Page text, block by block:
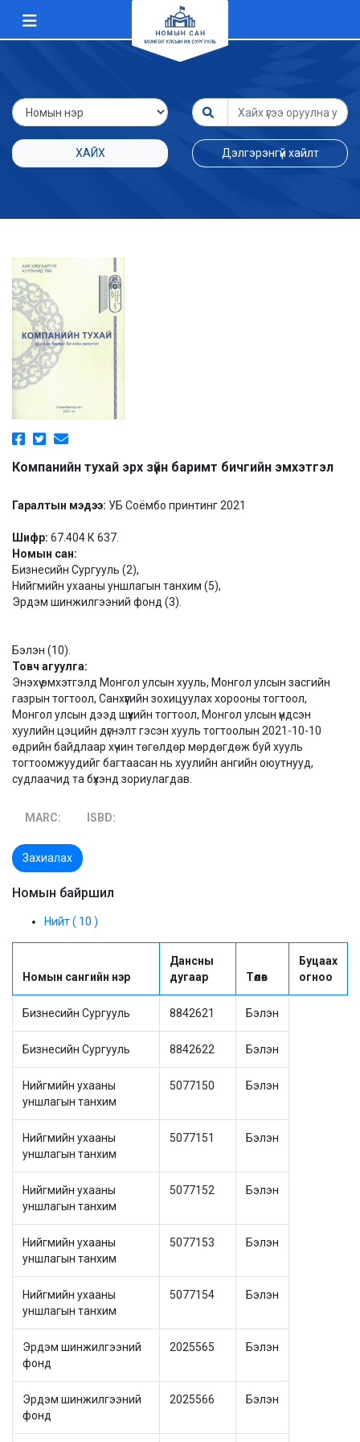
ХАЙХ Дэлгэрэнгүй хайлт
Компанийн тухай эрх зүйн баримт бичгийн эмхэтгэл
Гаралтын мэдээ: УБ Соёмбо принтинг 2021
Шифр: 67.404 К 637.
Номын сан:
Бизнесийн Сургууль (2),
Нийгмийн ухааны уншлагын танхим (5),
Эрдэм шинжилгээний фонд (3).
Бэлэн (10).
Товч агуулга:
Энэхүү эмхэтгэлд Монгол улсын хууль, Монгол улсын засгийн
газрын тогтоол, Санхүүгийн зохицуулах хорооны тогтоол,
Монгол улсын дээд шүүхийн тогтоол, Монгол улсын үндсэн
хуулийн цэцийн дүгнэлт гэсэн хууль тогтоолын 2021-10-10
өдрийн байдлаар хүчин төгөлдөр мөрдөгдөж буй хууль
тогтоомжуудийг багтаасан нь хуулийн ангийн оюутнууд,
судлаачид та бүхэнд зориулагдав.
MARC: ISBD:
Захиалах
Номын байршил
Нийт ( 10 )
Номын сангийн нэр
Дансны
дугаар
Төлөв
Буцаах
огноо
Бизнесийн Сургууль 8842621 Бэлэн
Бизнесийн Сургууль 8842622 Бэлэн
Нийгмийн ухааны
уншлагын танхим
5077150 Бэлэн
Нийгмийн ухааны
уншлагын танхим
5077151 Бэлэн
Нийгмийн ухааны
уншлагын танхим
5077152 Бэлэн
Нийгмийн ухааны
уншлагын танхим
5077153 Бэлэн
Нийгмийн ухааны
уншлагын танхим
5077154 Бэлэн
Эрдэм шинжилгээний
фонд
2025565 Бэлэн
Эрдэм шинжилгээний
фонд
2025566 Бэлэн